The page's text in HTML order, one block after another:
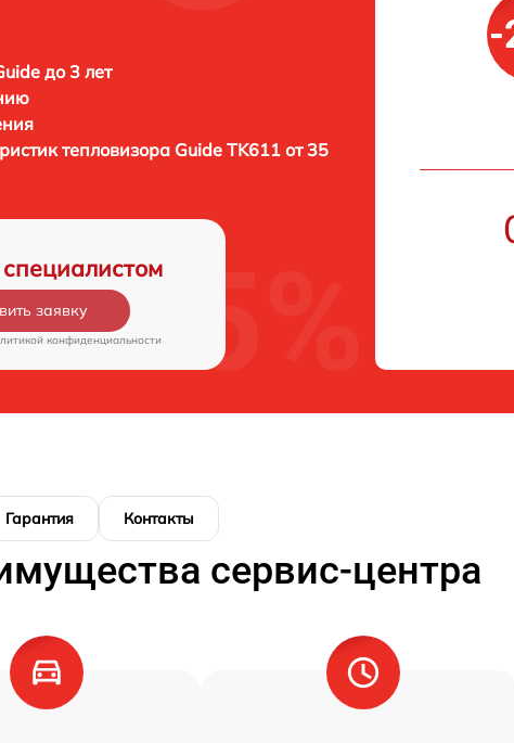
до 3 лет
тепловизора Guide TK611 от 35
заявку
конфиденциальности
-
Гарантия Контакты
сервис-центра